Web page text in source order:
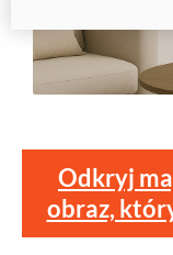
Odkryj
obraz,